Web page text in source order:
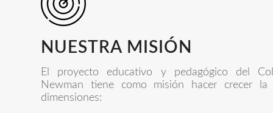
NUESTRA MISIÓN
El proyecto educativo y pedagógico del
Newman tiene como misión hacer crecer
dimensiones: